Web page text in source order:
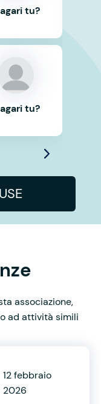
tu?
tu?
associazione,
ad attività simili
12 febbraio
2026